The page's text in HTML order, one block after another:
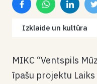
Izklaide un kultūra
MIKC “Ventspils
īpašu projektu